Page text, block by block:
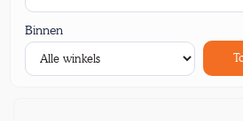
Binnen